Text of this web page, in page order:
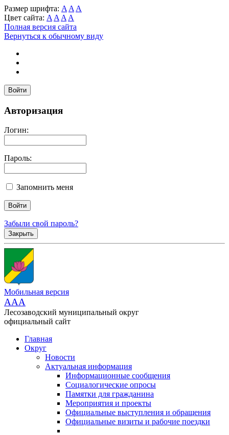
Размер шрифта: A A A
Цвет сайта: A A A A
Полная версия сайта
Вернуться к обычному виду
Войти
Авторизация
Логин:
Пароль:
Запомнить меня
Забыли свой пароль?
Закрыть
Мобильная версия
AAA
Лесозаводский муниципальный округ
официальный сайт
Главная
Округ
Новости
Актуальная информация
Информационные сообщения
Социалогические опросы
Памятки для гражданина
Мероприятия и проекты
Официальные выступления и обращения
Официальные визиты и рабочие поездки